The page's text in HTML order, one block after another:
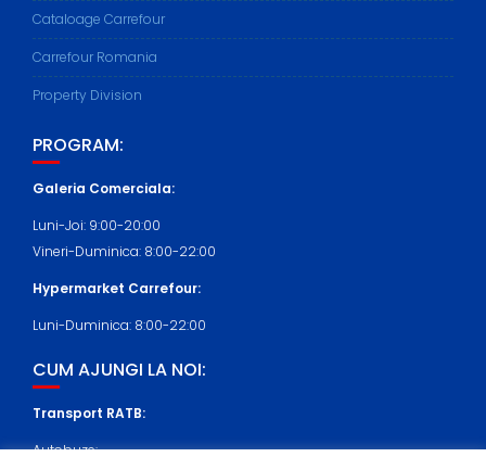
Cataloage Carrefour
Carrefour Romania
Property Division
PROGRAM:
Galeria Comerciala:
Luni-Joi: 9:00-20:00
Vineri-Duminica: 8:00-22:00
Hypermarket Carrefour:
Luni-Duminica: 8:00-22:00
CUM AJUNGI LA NOI:
Transport RATB:
Autobuze: